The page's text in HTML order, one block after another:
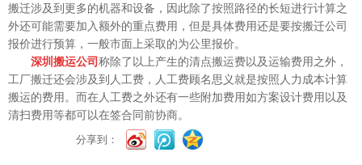
搬迁涉及到更多的机器和设备，因此除了按照路径的长短进行计算之
外还可能需要加入额外的重点费用，但是具体费用还是要按搬迁公司
报价进行预算，一般市面上采取的为公里报价。
深圳搬运公司称除了以上产生的清点搬运费以及运输费用之外，
工厂搬迁还会涉及到人工费，人工费顾名思义就是按照人力成本计算
搬运的费用。而在人工费之外还有一些附加费用如方案设计费用以及
清扫费用等都可以在签合同前协商。
分享到：